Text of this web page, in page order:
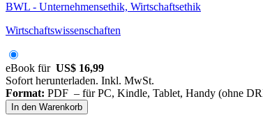
BWL - Unternehmensethik, Wirtschaftsethik
Wirtschaftswissenschaften
eBook für US$ 16,99
Sofort herunterladen. Inkl. MwSt.
Format: PDF – für PC, Kindle, Tablet, Handy (ohne
In den Warenkorb